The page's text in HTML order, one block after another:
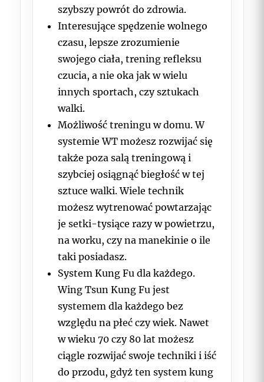
szybszy powrót do zdrowia.
Interesujące spędzenie wolnego
czasu, lepsze zrozumienie
swojego ciała, trening refleksu
czucia, a nie oka jak w wielu
innych sportach, czy sztukach
walki.
Możliwość treningu w domu. W
systemie WT możesz rozwijać się
także poza salą treningową i
szybciej osiągnąć biegłość w tej
sztuce walki. Wiele technik
możesz wytrenować powtarzając
je setki-tysiące razy w powietrzu,
na worku, czy na manekinie o ile
taki posiadasz.
System Kung Fu dla każdego.
Wing Tsun Kung Fu jest
systemem dla każdego bez
względu na płeć czy wiek. Nawet
w wieku 70 czy 80 lat możesz
ciągle rozwijać swoje techniki i iść
do przodu, gdyż ten system kung